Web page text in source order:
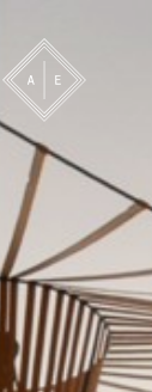
hem
med oss